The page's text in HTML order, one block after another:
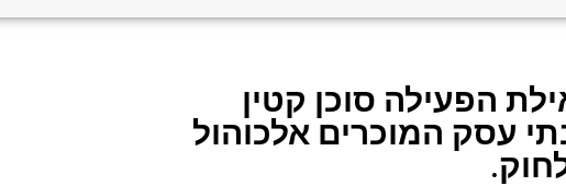
הפעילה סוכן קטין
עסק המוכרים אלכוהול